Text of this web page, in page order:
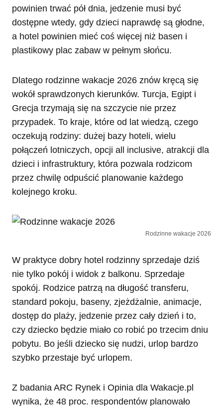
powinien trwać pół dnia, jedzenie musi być
dostępne wtedy, gdy dzieci naprawdę są głodne,
a hotel powinien mieć coś więcej niż basen i
plastikowy plac zabaw w pełnym słońcu.
Dlatego rodzinne wakacje 2026 znów kręcą się
wokół sprawdzonych kierunków. Turcja, Egipt i
Grecja trzymają się na szczycie nie przez
przypadek. To kraje, które od lat wiedzą, czego
oczekują rodziny: dużej bazy hoteli, wielu
połączeń lotniczych, opcji all inclusive, atrakcji dla
dzieci i infrastruktury, która pozwala rodzicom
przez chwilę odpuścić planowanie każdego
kolejnego kroku.
Rodzinne wakacje 2026
W praktyce dobry hotel rodzinny sprzedaje dziś
nie tylko pokój i widok z balkonu. Sprzedaje
spokój. Rodzice patrzą na długość transferu,
standard pokoju, baseny, zjeżdżalnie, animacje,
dostęp do plaży, jedzenie przez cały dzień i to,
czy dziecko będzie miało co robić po trzecim dniu
pobytu. Bo jeśli dziecko się nudzi, urlop bardzo
szybko przestaje być urlopem.
Z badania ARC Rynek i Opinia dla Wakacje.pl
wynika, że 48 proc. respondentów planowało